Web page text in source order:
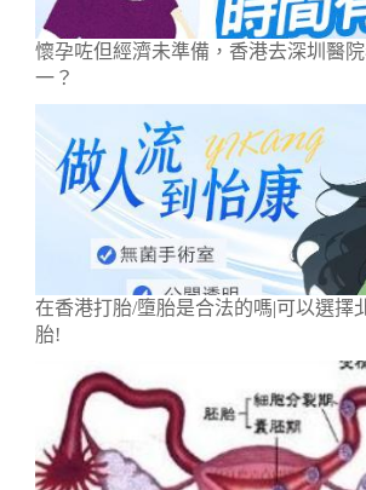
懷孕咗但經濟未準備，香港去深圳醫
一？
在香港打胎/墮胎是合法的嗎|可以選擇
胎!